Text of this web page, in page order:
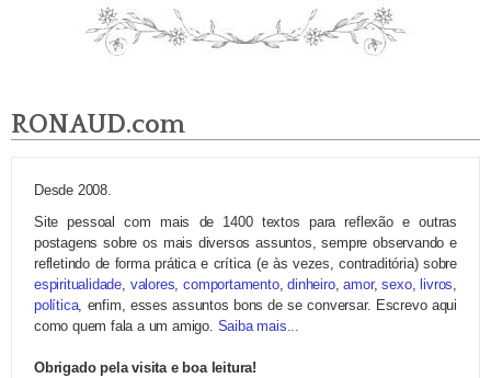
RONAUD.com
Desde 2008.
Site pessoal com mais de 1400 textos para reflexão e outras
postagens sobre os mais diversos assuntos, sempre observando e
refletindo de forma prática e crítica (e às vezes, contraditória) sobre
espiritualidade valores ,comportamento,dinheiro,amor,sexo,livros
política, enfim, esses assuntos bons de se conversar. Escrevo aqui
como quem fala a um amigo. Saiba mais...
Obrigado pela visita e boa leitura!